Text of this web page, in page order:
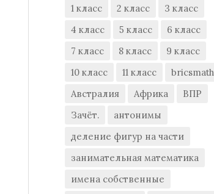
1 класс 2 класс
3 класс
4 класс
5 класс
6 класс
7 класс
8 класс
9 класс
10 класс
11 класс
bricsmath
Австралия
Африка
ВПР
Зачёт.
антонимы
деление фигур на части
занимательная математика
имена собственные